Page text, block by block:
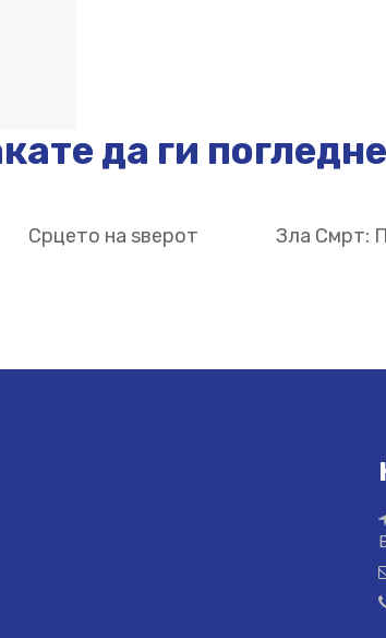
да ги
Срцето на ѕверот Зла Смрт: